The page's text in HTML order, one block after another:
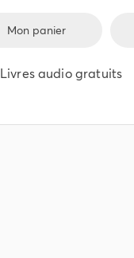
Mon panier
Livres audio gratuits